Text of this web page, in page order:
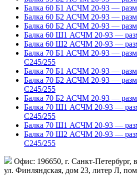
Балка 60 Б1 АСЧМ 20-93 —
Балка 60 Б2 АСЧМ 20-93 —
Балка 60 Б2 АСЧМ 20-93 —
Балка 60 Ш1 АСЧМ 20-93 —
Балка 60 Ш2 АСЧМ 20-93 —
Балка 70 Б1 АСЧМ 20-93 —
С245/255
Балка 70 Б1 АСЧМ 20-93 —
Балка 70 Б2 АСЧМ 20-93 —
С245/255
Балка 70 Б2 АСЧМ 20-93 —
Балка 70 Ш1 АСЧМ 20-93 —
С245/255
Балка 70 Ш1 АСЧМ 20-93 —
Балка 70 Ш2 АСЧМ 20-93 —
С245/255
Офис: 196650, г. Санкт-Петербург,
ул. Финляндская, дом 23, литер Л,